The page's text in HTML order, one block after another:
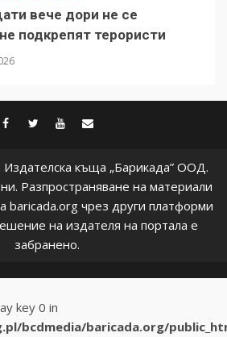
вече дори не се
подкрепят терористи
facebook
twitter
youtube
къща „Барикада” ООД.
Разпространяване на материали
baricada.org чрез други платформи
на издателя на портала е
забранено.
key 0 in
bcdmedia/baricada.org/